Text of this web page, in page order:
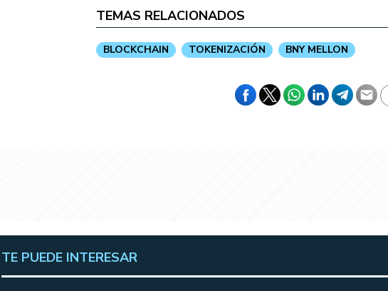
TEMAS RELACIONADOS
BLOCKCHAIN TOKENIZACIÓN BNY MELLON
TE PUEDE INTERESAR